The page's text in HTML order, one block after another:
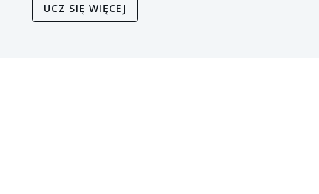
UCZ SIĘ WIĘCEJ